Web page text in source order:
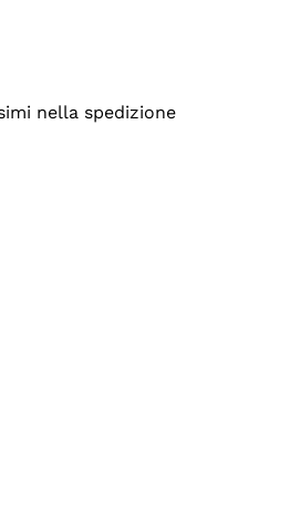
nella spedizione